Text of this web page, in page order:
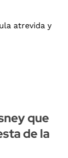
que
de la